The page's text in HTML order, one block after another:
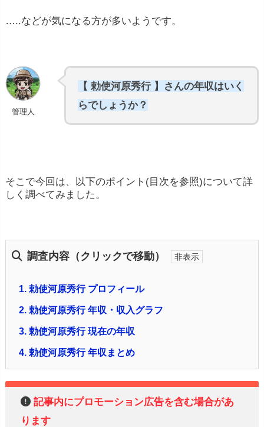
…..などが気になる方が多いようです。
管理人
【 勅使河原秀行 】さんの年収はいく
らでしょうか？
そこで今回は、以下のポイント(目次を参照)について詳
しく調べてみました。
調査内容（クリックで移動）
1. 勅使河原秀行 プロフィール
2. 勅使河原秀行 年収・収入グラフ
3. 勅使河原秀行 現在の年収
4. 勅使河原秀行 年収まとめ
記事内にプロモーション広告を含む場合があ
ります